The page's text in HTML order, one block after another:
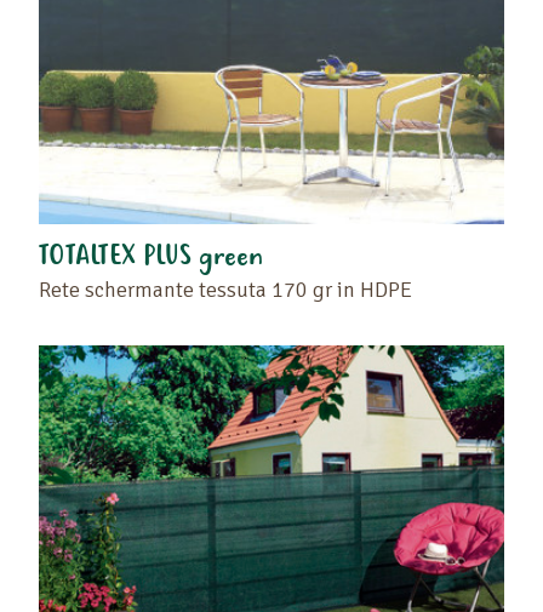
TOTALTEX PLUS green
Rete schermante tessuta 170 gr in HDPE